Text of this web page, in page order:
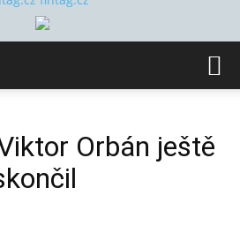
Orbán ještě